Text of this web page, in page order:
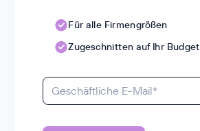
Für alle Firmengrößen
Zugeschnitten auf Ihr Budget